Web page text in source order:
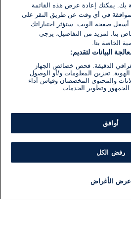
بك. يمكنك إعادة عرض هذه القائمة
في أي وقت عن طريق النقر على
أسفل صفحة الويب. ستؤثر اختياراتك
بنا. لمزيد من التفاصيل، يرجى
الخاصة بنا.
البيانات لتقديم:
الدقيقة. فحص خصائص الجهاز
تخزين المعلومات و/أو الوصول
والمحتوى المخصصان وقياس أداء
الجمهور وتطوير الخدمات.
أوافق
رفض الكل
عرض الأغراض